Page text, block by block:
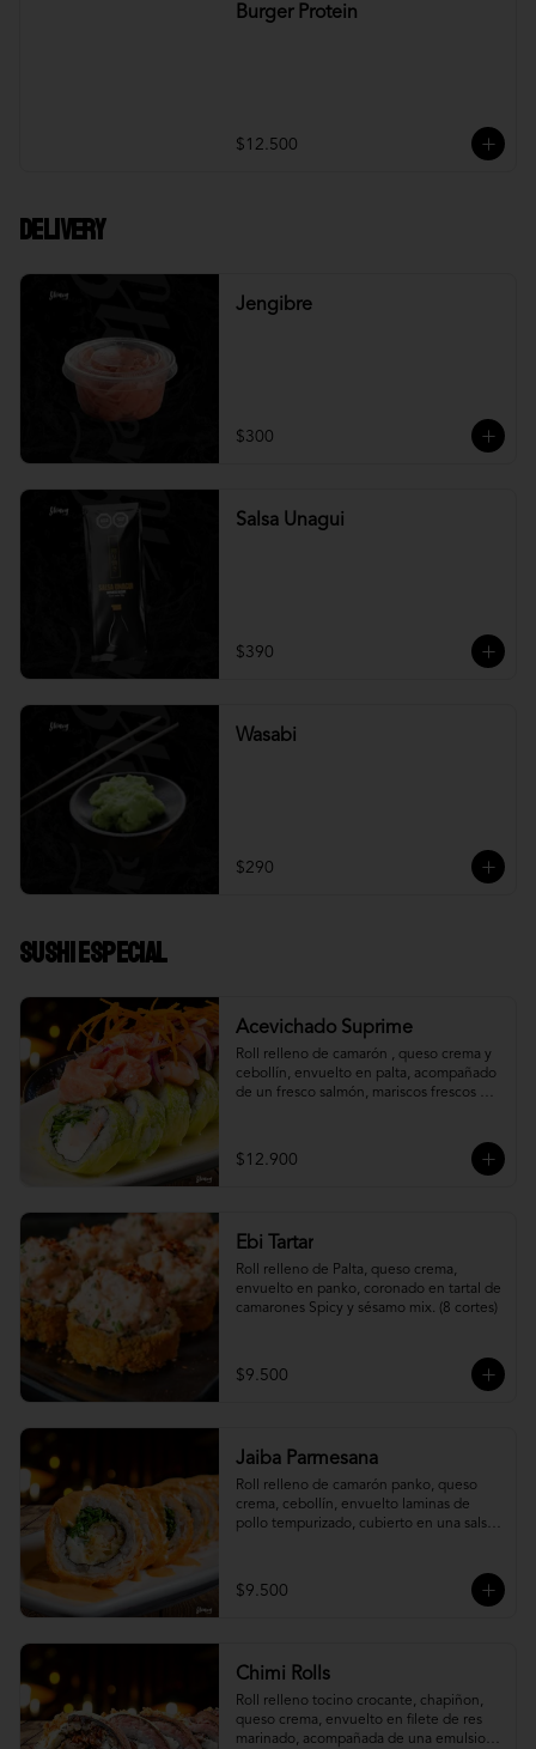
Burger Protein
$12.500
DELIVERY
Jengibre
$300
Salsa Unagui
$390
Wasabi
$290
Sushi Especial
Acevichado Suprime
Roll relleno de camarón , queso crema y
cebollín, envuelto en palta, acompañado
de un fresco salmón, mariscos frescos en
$12.900
Ebi Tartar
Roll relleno de Palta, queso crema,
envuelto en panko, coronado en tartal de
camarones Spicy y sésamo mix. (8 cortes)
$9.500
Jaiba Parmesana
Roll relleno de camarón panko, queso
crema, cebollín, envuelto laminas de
pollo tempurizado, cubierto en una salsa
$9.500
Chimi Rolls
Roll relleno tocino crocante, chapiñon,
queso crema, envuelto en filete de res
marinado, acompañada de una emulsion